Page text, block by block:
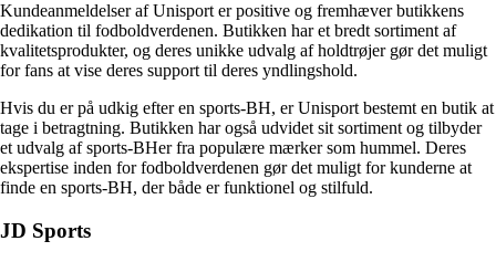
Kundeanmeldelser af Unisport er positive og fremhæver butikkens
dedikation til fodboldverdenen. Butikken har et bredt sortiment af
kvalitetsprodukter, og deres unikke udvalg af holdtrøjer gør det muligt
for fans at vise deres support til deres yndlingshold.
Hvis du er på udkig efter en sports-BH, er Unisport bestemt en butik at
tage i betragtning. Butikken har også udvidet sit sortiment og tilbyder
et udvalg af sports-BHer fra populære mærker som hummel. Deres
ekspertise inden for fodboldverdenen gør det muligt for kunderne at
finde en sports-BH, der både er funktionel og stilfuld.
JD Sports